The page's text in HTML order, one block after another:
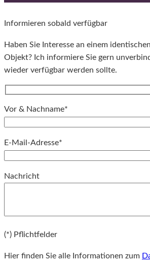
Informieren sobald verfügbar
Haben Sie Interesse an einem
Objekt? Ich informiere Sie gern
wieder verfügbar werden sollte.
Vor & Nachname*
E-Mail-Adresse*
Nachricht
(*) Pflichtfelder
Hier finden Sie alle Informationen zum